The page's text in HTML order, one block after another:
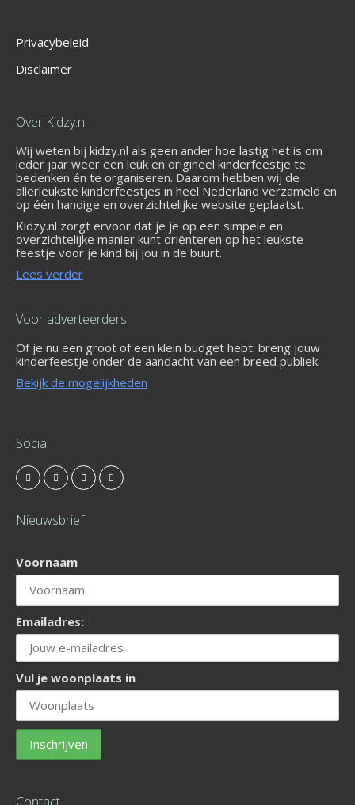
Privacybeleid
Disclaimer
Over Kidzy.nl
Wij weten bij kidzy.nl als geen ander hoe lastig het is om
ieder jaar weer een leuk en origineel kinderfeestje te
bedenken én te organiseren. Daarom hebben wij de
allerleukste kinderfeestjes in heel Nederland verzameld en
op één handige en overzichtelijke website geplaatst.
Kidzy.nl zorgt ervoor dat je je op een simpele en
overzichtelijke manier kunt oriënteren op het leukste
feestje voor je kind bij jou in de buurt.
Lees verder
Voor adverteerders
Of je nu een groot of een klein budget hebt: breng jouw
kinderfeestje onder de aandacht van een breed publiek.
Bekijk de mogelijkheden
Social
Nieuwsbrief
Voornaam
Emailadres:
Vul je woonplaats in